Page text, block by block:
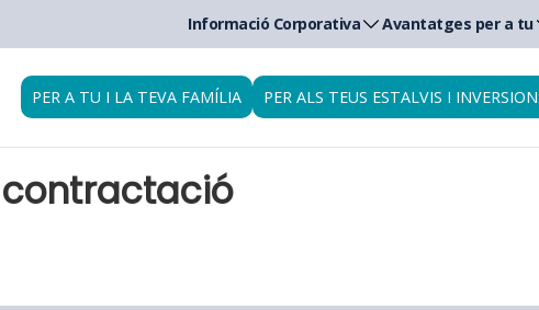
Informació Corporativa Avantatges per a tu
PER A TU I LA TEVA FAMÍLIA PER ALS TEUS ESTALVIS I